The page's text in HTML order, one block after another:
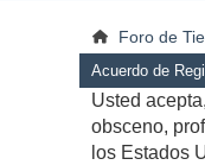
Foro de
Acuerdo de
Usted
obsceno,
los Estados